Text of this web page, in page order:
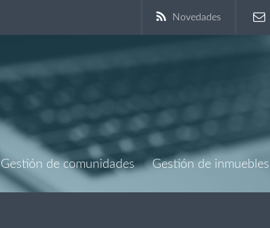
Novedades
Gestión de comunidades Gestión de inmuebles